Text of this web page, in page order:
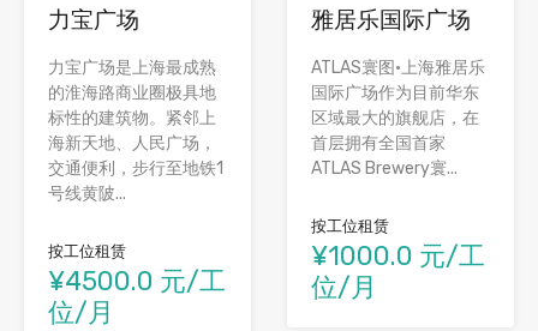
力宝广场
力宝广场是上海最成熟
的淮海路商业圈极具地
标性的建筑物。紧邻上
海新天地、人民广场，
交通便利，步行至地铁1
号线黄陂...
按工位租赁
¥4500.0 元/工
位/月
雅居乐国际广场
ATLAS寰图·上海雅居乐
国际广场作为目前华东
区域最大的旗舰店，在
首层拥有全国首家
ATLAS Brewery寰...
按工位租赁
¥1000.0 元/工
位/月